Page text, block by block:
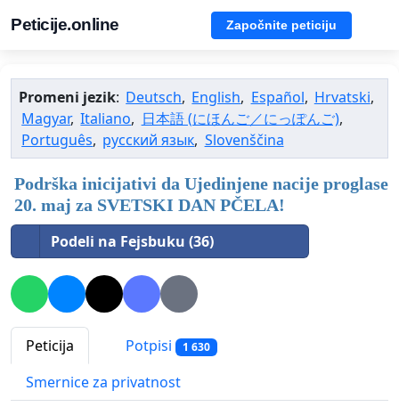
Peticije.online Započnite peticiju
Promeni jezik: Deutsch, English, Español, Hrvatski,
Magyar, Italiano, 日本語 (にほんご／にっぽんご),
Português, русский язык, Slovenščina
Podrška inicijativi da Ujedinjene nacije proglase
20. maj za SVETSKI DAN PČELA!
Podeli na Fejsbuku (36)
Peticija Potpisi 1 630
Smernice za privatnost